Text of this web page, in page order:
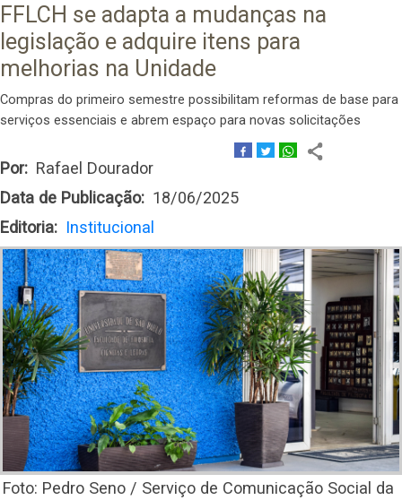
FFLCH se adapta a mudanças na
legislação e adquire itens para
melhorias na Unidade
Compras do primeiro semestre possibilitam reformas de base para
serviços essenciais e abrem espaço para novas solicitações
Por
Rafael Dourador
Data de Publicação
18/06/2025
Editoria
Institucional
Foto: Pedro Seno / Serviço de Comunicação Social da